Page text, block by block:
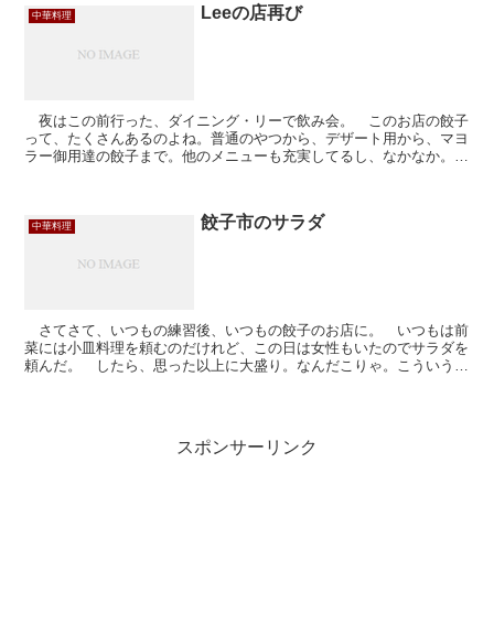
中華料理 Leeの店再び
夜はこの前行った、ダイニング・リーで飲み会。 このお店の餃子
って、たくさんあるのよね。普通のやつから、デザート用から、マヨ
ラー御用達の餃子まで。他のメニューも充実してるし、なかなか。
中華料理 餃子市のサラダ
さてさて、いつもの練習後、いつもの餃子のお店に。 いつもは前
菜には小皿料理を頼むのだけれど、この日は女性もいたのでサラダを
頼んだ。 したら、思った以上に大盛り。なんだこりゃ。こういうお
スポンサーリンク